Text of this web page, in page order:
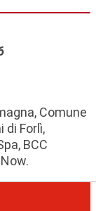
Comune
di Forlì,
BCC